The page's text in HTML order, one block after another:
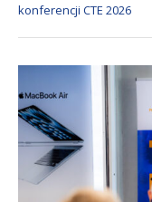
konferencji CTE 2026